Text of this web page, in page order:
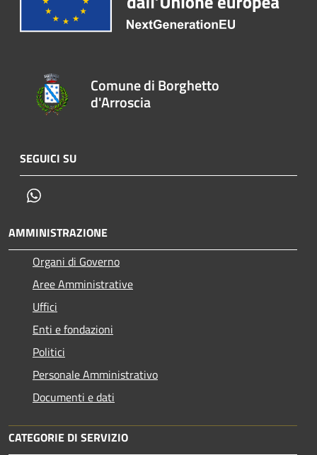
Comune di Borghetto
d'Arroscia
SEGUICI SU
AMMINISTRAZIONE
Organi di Governo
Aree Amministrative
Uffici
Enti e fondazioni
Politici
Personale Amministrativo
Documenti e dati
CATEGORIE DI SERVIZIO